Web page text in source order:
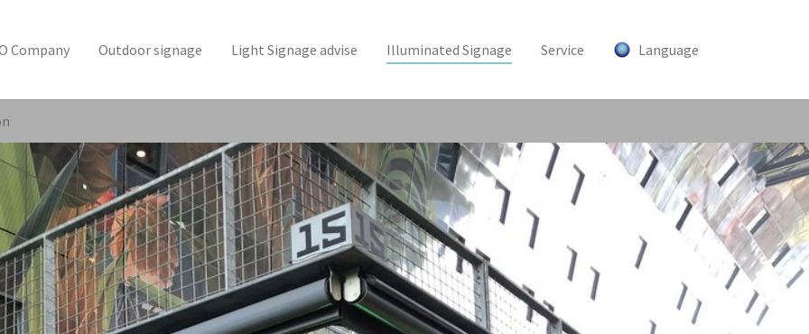
Company Outdoor signage Light Signage advise Illuminated Signage Service Language